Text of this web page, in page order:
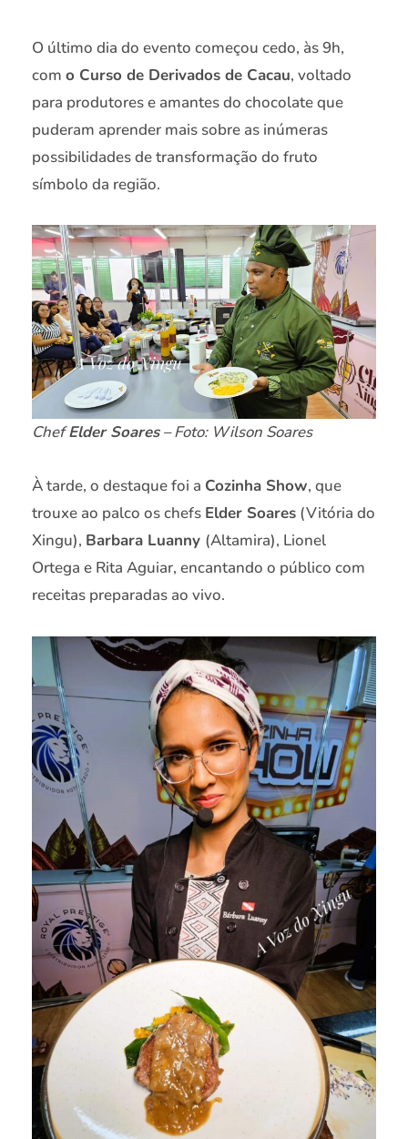
O último dia do evento começou cedo, às 9h,
com o Curso de Derivados de Cacau, voltado
para produtores e amantes do chocolate que
puderam aprender mais sobre as inúmeras
possibilidades de transformação do fruto
símbolo da região.
ChefElder Soares– Foto: Wilson Soares
À tarde, o destaque foi a Cozinha Show, que
trouxe ao palco os chefs Elder Soares (Vitória do
Xingu), Barbara Luanny (Altamira), Lionel
Ortega e Rita Aguiar, encantando o público com
receitas preparadas ao vivo.